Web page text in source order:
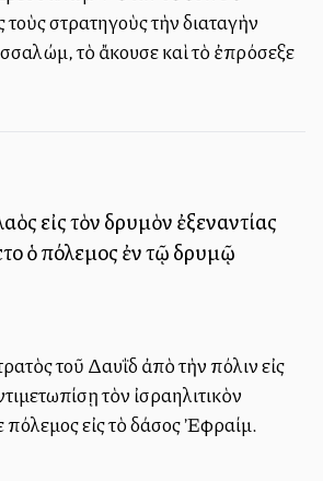
τοὺς στρατηγοὺς τὴν διαταγὴν
τὸ ἄκουσε καὶ τὸ ἐπρόσεξε
εἰς τὸν δρυμὸν ἐξεναντίας
ὁ πόλεμος ἐν τῷ δρυμῷ
τοῦ Δαυῒδ ἀπὸ τὴν πόλιν εἰς
τὸν ἰσραηλιτικὸν
πόλεμος εἰς τὸ δάσος Ἐφραίμ.